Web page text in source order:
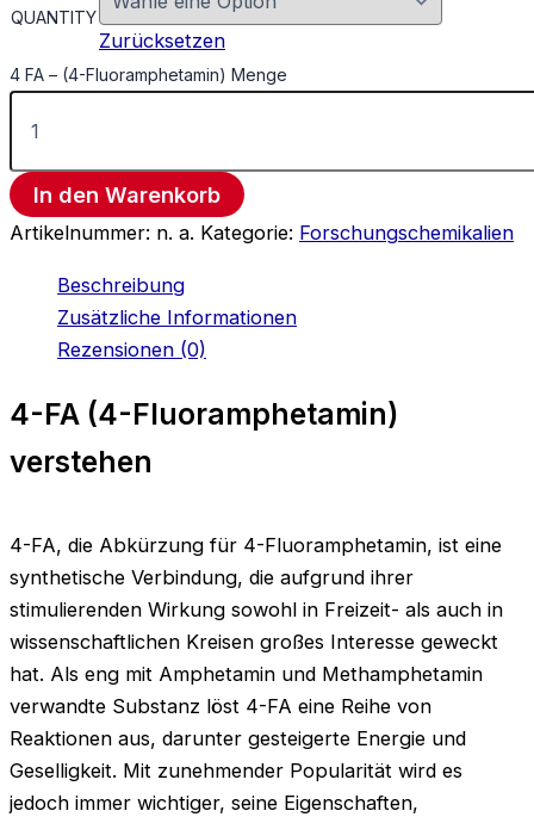
QUANTITY
Zurücksetzen
4 FA – (4-Fluoramphetamin) Menge
In den Warenkorb
Artikelnummer: n. a. Kategorie: Forschungschemikalien
Beschreibung
Zusätzliche Informationen
Rezensionen (0)
4-FA (4-Fluoramphetamin)
verstehen
4-FA, die Abkürzung für 4-Fluoramphetamin, ist eine
synthetische Verbindung, die aufgrund ihrer
stimulierenden Wirkung sowohl in Freizeit- als auch in
wissenschaftlichen Kreisen großes Interesse geweckt
hat. Als eng mit Amphetamin und Methamphetamin
verwandte Substanz löst 4-FA eine Reihe von
Reaktionen aus, darunter gesteigerte Energie und
Geselligkeit. Mit zunehmender Popularität wird es
jedoch immer wichtiger, seine Eigenschaften,